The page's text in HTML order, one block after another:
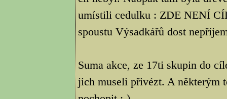
umístili cedulku : ZDE NENÍ
spoustu Výsadkářů dost
Suma akce, ze 17ti skupin do
jich museli přivézt. A některým